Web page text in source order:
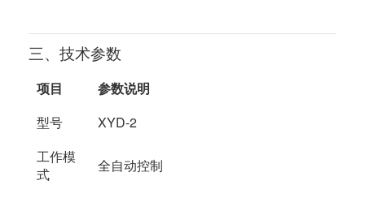
三、技术参数
项目
参数说明
型号
XYD-2
工作模
式
全自动控制